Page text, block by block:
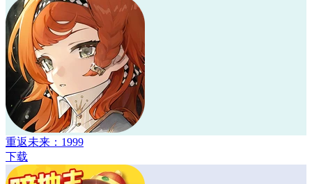
重返未来：1999
下载